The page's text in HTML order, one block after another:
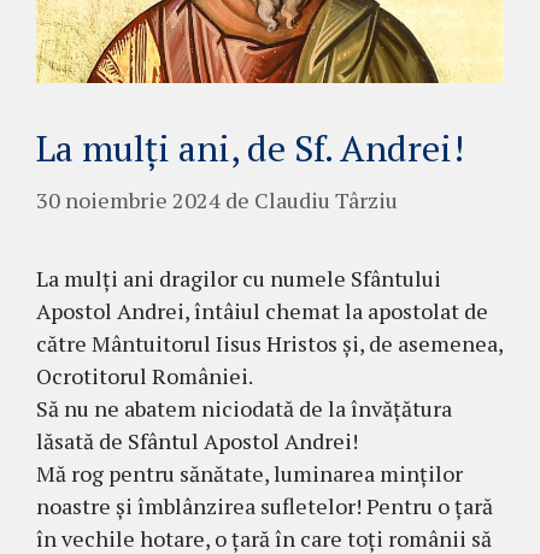
La mulți ani, de Sf. Andrei!
30 noiembrie 2024 de Claudiu Târziu
La mulți ani dragilor cu numele Sfântului
Apostol Andrei, întâiul chemat la apostolat de
către Mântuitorul Iisus Hristos și, de asemenea,
Ocrotitorul României.
Să nu ne abatem niciodată de la învățătura
lăsată de Sfântul Apostol Andrei!
Mă rog pentru sănătate, luminarea minților
noastre și îmblânzirea sufletelor! Pentru o țară
în vechile hotare, o țară în care toți românii să